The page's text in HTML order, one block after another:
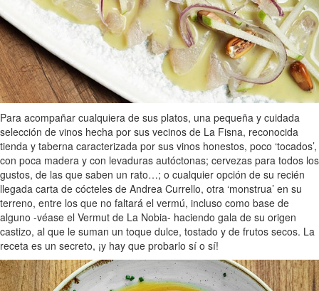
Para acompañar cualquiera de sus platos, una pequeña y cuidada
selección de vinos hecha por sus vecinos de La Fisna, reconocida
tienda y taberna caracterizada por sus vinos honestos, poco ‘tocados’,
con poca madera y con levaduras autóctonas; cervezas para todos los
gustos, de las que saben un rato…; o cualquier opción de su recién
llegada carta de cócteles de Andrea Currello, otra ‘monstrua’ en su
terreno, entre los que no faltará el vermú, incluso como base de
alguno -véase el Vermut de La Nobia- haciendo gala de su origen
castizo, al que le suman un toque dulce, tostado y de frutos secos. La
receta es un secreto, ¡y hay que probarlo sí o sí!